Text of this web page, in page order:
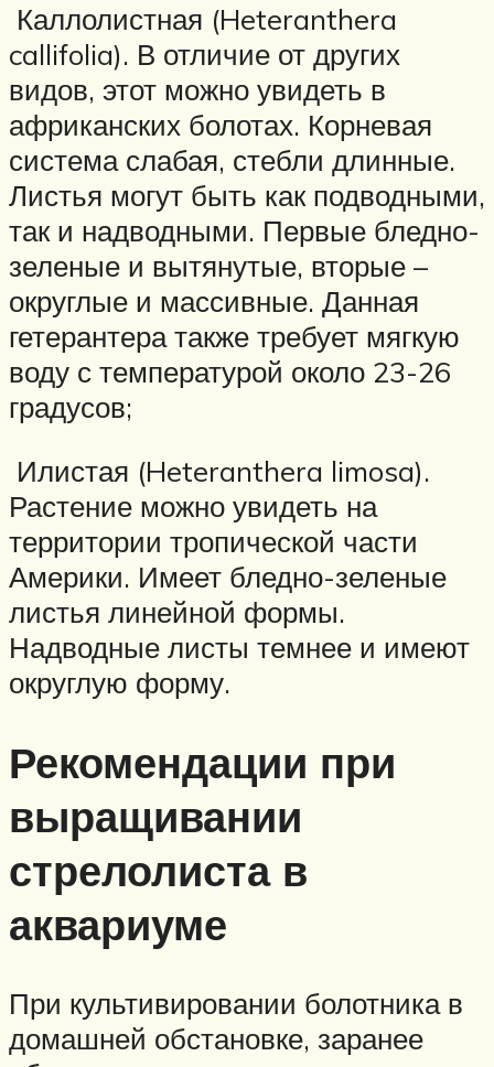
Каллолистная (Heteranthera
callifolia). В отличие от других
видов, этот можно увидеть в
африканских болотах. Корневая
система слабая, стебли длинные.
Листья могут быть как подводными,
так и надводными. Первые бледно-
зеленые и вытянутые, вторые –
округлые и массивные. Данная
гетерантера также требует мягкую
воду с температурой около 23-26
градусов;
Илистая (Heteranthera limosa).
Растение можно увидеть на
территории тропической части
Америки. Имеет бледно-зеленые
листья линейной формы.
Надводные листы темнее и имеют
округлую форму.
Рекомендации при
выращивании
стрелолиста в
аквариуме
При культивировании болотника в
домашней обстановке, заранее